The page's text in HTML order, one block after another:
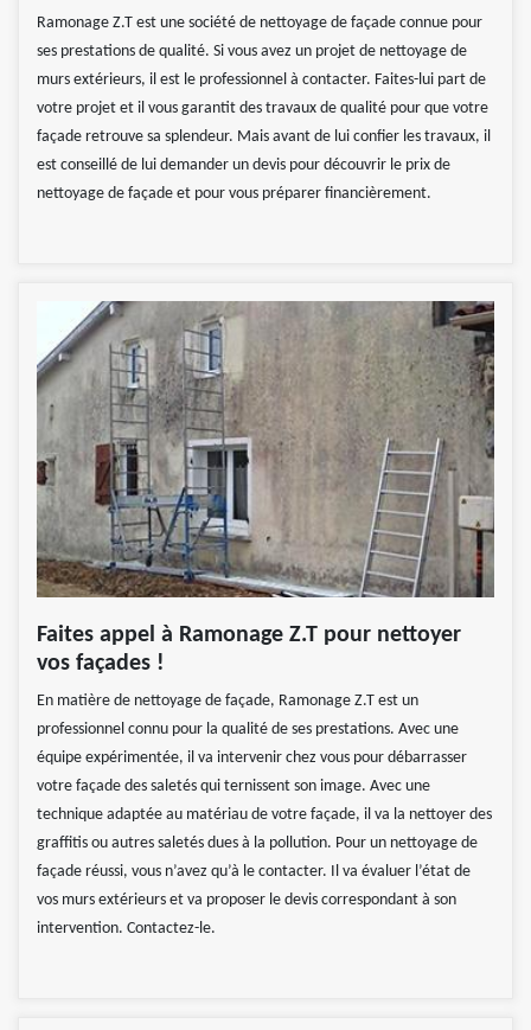
Ramonage Z.T est une société de nettoyage de façade connue pour
ses prestations de qualité. Si vous avez un projet de nettoyage de
murs extérieurs, il est le professionnel à contacter. Faites-lui part de
votre projet et il vous garantit des travaux de qualité pour que votre
façade retrouve sa splendeur. Mais avant de lui confier les travaux, il
est conseillé de lui demander un devis pour découvrir le prix de
nettoyage de façade et pour vous préparer financièrement.
Faites appel à Ramonage Z.T pour nettoyer
vos façades !
En matière de nettoyage de façade, Ramonage Z.T est un
professionnel connu pour la qualité de ses prestations. Avec une
équipe expérimentée, il va intervenir chez vous pour débarrasser
votre façade des saletés qui ternissent son image. Avec une
technique adaptée au matériau de votre façade, il va la nettoyer des
graffitis ou autres saletés dues à la pollution. Pour un nettoyage de
façade réussi, vous n’avez qu’à le contacter. Il va évaluer l’état de
vos murs extérieurs et va proposer le devis correspondant à son
intervention. Contactez-le.